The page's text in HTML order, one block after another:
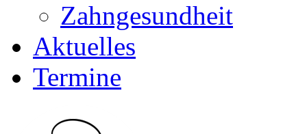
Zahngesundheit
Aktuelles
Termine